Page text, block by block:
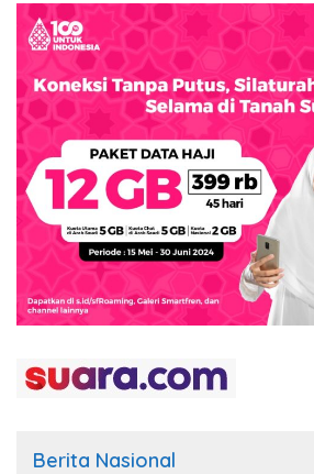
Berita Nasional